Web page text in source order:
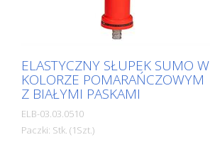
ELASTYCZNY SŁUPEK SUMO W
KOLORZE POMARAŃCZOWYM
Z BIAŁYMI PASKAMI
ELB-03.03.0510
Paczki: Stk. (1Szt.)